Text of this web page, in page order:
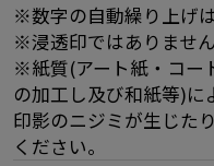
※数字の自動繰り上げは
※浸透印ではありません
※紙質(アート紙・コー
の加工し及び和紙等)に
印影のニジミが生じた
ください。